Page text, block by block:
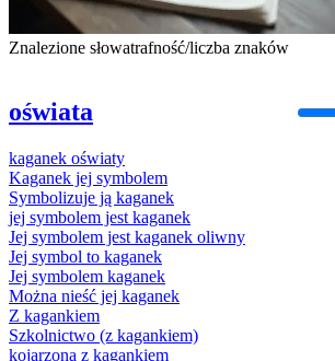
Znalezione słowatrafność/liczba znaków
oświata
kaganek oświaty
Kaganek jej symbolem
Symbolizuje ją kaganek
jej symbolem jest kaganek
Jej symbolem jest kaganek oliwny
Jej symbol to kaganek
Jej symbolem kaganek
Można nieść jej kaganek
Z kagankiem
Szkolnictwo (z kagankiem)
kojarzona z kagankiem